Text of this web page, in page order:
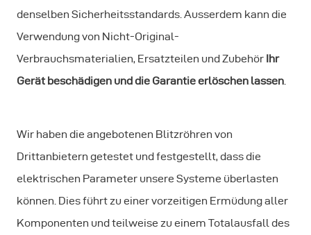
denselben Sicherheitsstandards. Ausserdem kann die
Verwendung von Nicht-Original-
Verbrauchsmaterialien, Ersatzteilen und Zubehör Ihr
Gerät beschädigen und die Garantie erlöschen lassen
Wir haben die angebotenen Blitzröhren von
Drittanbietern getestet und festgestellt, dass die
elektrischen Parameter unsere Systeme überlasten
können. Dies führt zu einer vorzeitigen Ermüdung aller
Komponenten und teilweise zu einem Totalausfall des